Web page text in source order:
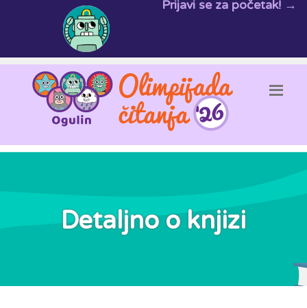
Prijavi se za početak! →
Detaljno o knjizi